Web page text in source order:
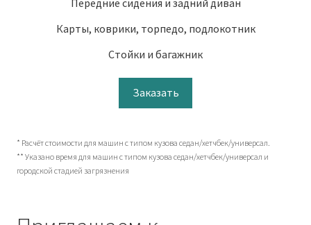
Карты, коврики, торпедо, подлокотник
Стойки и багажник
Заказать
* Расчёт стоимости для машин с типом кузова седан/хетчбек/универсал.
** Указано время для машин с типом кузова седан/хетчбек/универсал и
городской стадией загрязнения